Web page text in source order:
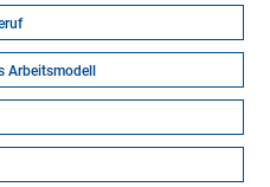
Arbeitsmodell